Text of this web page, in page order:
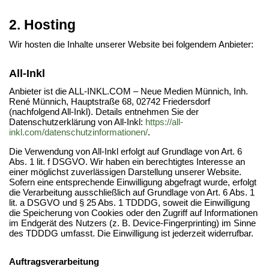
2. Hosting
Wir hosten die Inhalte unserer Website bei folgendem Anbieter:
All-Inkl
Anbieter ist die ALL-INKL.COM – Neue Medien Münnich, Inh.
René Münnich, Hauptstraße 68, 02742 Friedersdorf
(nachfolgend All-Inkl). Details entnehmen Sie der
Datenschutzerklärung von All-Inkl: https://all-
inkl.com/datenschutzinformationen/.
Die Verwendung von All-Inkl erfolgt auf Grundlage von Art. 6
Abs. 1 lit. f DSGVO. Wir haben ein berechtigtes Interesse an
einer möglichst zuverlässigen Darstellung unserer Website.
Sofern eine entsprechende Einwilligung abgefragt wurde, erfolgt
die Verarbeitung ausschließlich auf Grundlage von Art. 6 Abs. 1
lit. a DSGVO und § 25 Abs. 1 TDDDG, soweit die Einwilligung
die Speicherung von Cookies oder den Zugriff auf Informationen
im Endgerät des Nutzers (z. B. Device-Fingerprinting) im Sinne
des TDDDG umfasst. Die Einwilligung ist jederzeit widerrufbar.
Auftragsverarbeitung